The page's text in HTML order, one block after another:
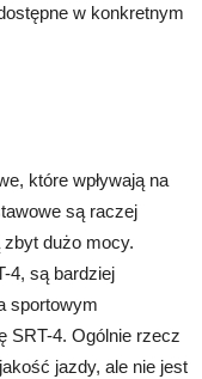
w konkretnym
które wpływają na
są raczej
dużo mocy.
4, są bardziej
sportowym
SRT-4. Ogólnie rzecz
jazdy, ale nie jest